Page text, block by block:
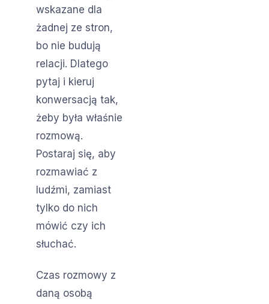
wskazane dla
żadnej ze stron,
bo nie budują
relacji. Dlatego
pytaj i kieruj
konwersacją tak,
żeby była właśnie
rozmową.
Postaraj się, aby
rozmawiać z
ludźmi, zamiast
tylko do nich
mówić czy ich
słuchać.
Czas rozmowy z
daną osobą